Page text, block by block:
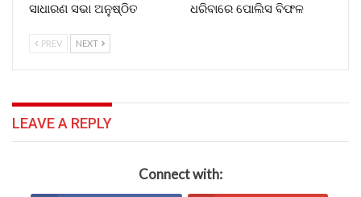
ସାଧାରଣ ସଭା ଅନୁଷ୍ଠିତ
ଧରିବାରେ ପୋଲିସ ବିଫଳ
PREV NEXT
LEAVE A REPLY
Connect with: